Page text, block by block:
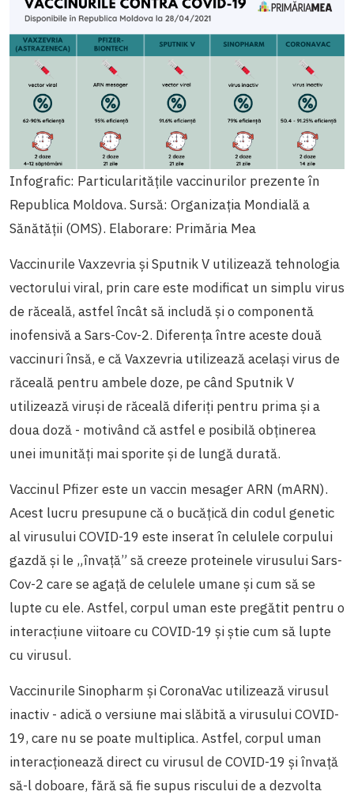
Infografic: Particularitățile vaccinurilor prezente în
Republica Moldova. Sursă: Organizația Mondială a
Sănătății (OMS). Elaborare: Primăria Mea
Vaccinurile Vaxzevria și Sputnik V utilizează tehnologia
vectorului viral, prin care este modificat un simplu virus
de răceală, astfel încât să includă și o componentă
inofensivă a Sars-Cov-2. Diferența între aceste două
vaccinuri însă, e că Vaxzevria utilizează același virus de
răceală pentru ambele doze, pe când Sputnik V
utilizează viruși de răceală diferiți pentru prima și a
doua doză - motivând că astfel e posibilă obținerea
unei imunități mai sporite și de lungă durată.
Vaccinul Pfizer este un vaccin mesager ARN (mARN).
Acest lucru presupune că o bucățică din codul genetic
al virusului COVID-19 este inserat în celulele corpului
gazdă și le „învață” să creeze proteinele virusului Sars-
Cov-2 care se agață de celulele umane și cum să se
lupte cu ele. Astfel, corpul uman este pregătit pentru o
interacțiune viitoare cu COVID-19 și știe cum să lupte
cu virusul.
Vaccinurile Sinopharm și CoronaVac utilizează virusul
inactiv - adică o versiune mai slăbită a virusului COVID-
19, care nu se poate multiplica. Astfel, corpul uman
interacționează direct cu virusul de COVID-19 și învață
să-l doboare, fără să fie supus riscului de a dezvolta